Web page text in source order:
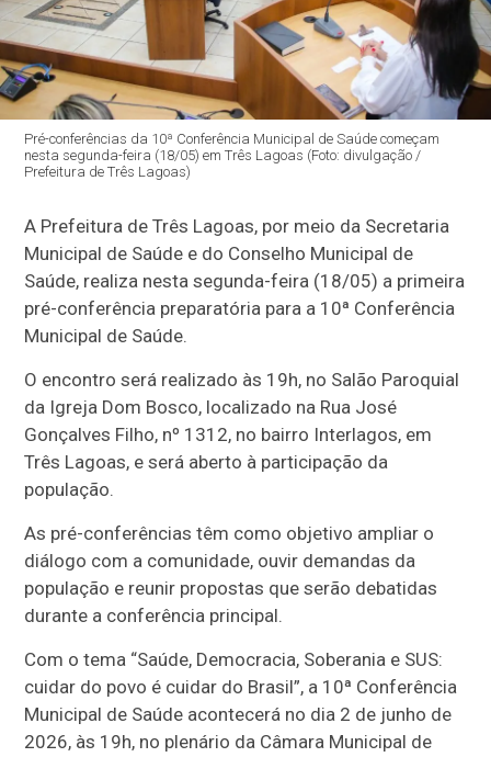
Pré-conferências da 10ª Conferência Municipal de Saúde começam
nesta segunda-feira (18/05) em Três Lagoas (Foto: divulgação /
Prefeitura de Três Lagoas)
A Prefeitura de Três Lagoas, por meio da Secretaria
Municipal de Saúde e do Conselho Municipal de
Saúde, realiza nesta segunda-feira (18/05) a primeira
pré-conferência preparatória para a 10ª Conferência
Municipal de Saúde.
O encontro será realizado às 19h, no Salão Paroquial
da Igreja Dom Bosco, localizado na Rua José
Gonçalves Filho, nº 1312, no bairro Interlagos, em
Três Lagoas, e será aberto à participação da
população.
As pré-conferências têm como objetivo ampliar o
diálogo com a comunidade, ouvir demandas da
população e reunir propostas que serão debatidas
durante a conferência principal.
Com o tema “Saúde, Democracia, Soberania e SUS:
cuidar do povo é cuidar do Brasil”, a 10ª Conferência
Municipal de Saúde acontecerá no dia 2 de junho de
2026, às 19h, no plenário da Câmara Municipal de